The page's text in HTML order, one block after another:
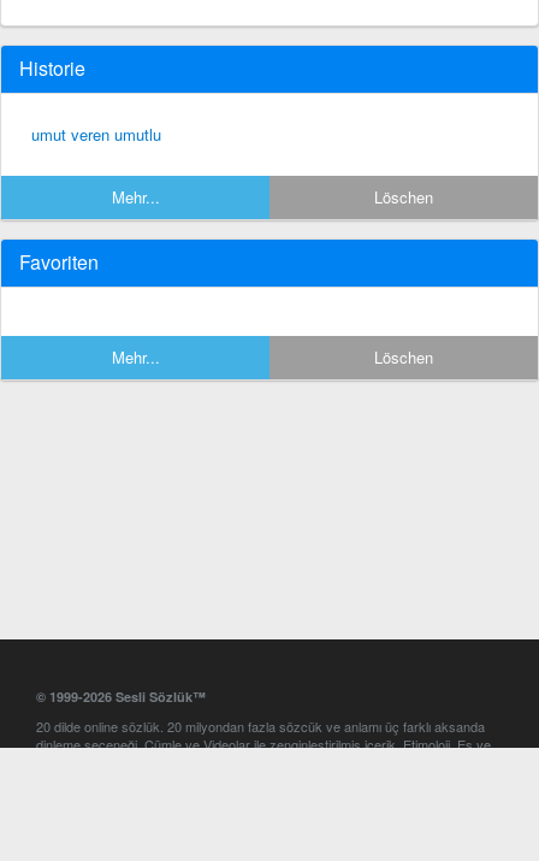
Historie
umut veren umutlu
Mehr... Löschen
Favoriten
Mehr... Löschen
© 1999-2026 Sesli Sözlük™
20 dilde online sözlük. 20 milyondan fazla sözcük ve anlamı üç farklı aksanda
dinleme seçeneği. Cümle ve Videolar ile zenginleştirilmiş içerik. Etimoloji, Eş ve